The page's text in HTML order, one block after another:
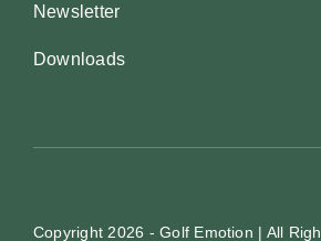
Newsletter
Downloads
Copyright 2026 - Golf Emotion | All